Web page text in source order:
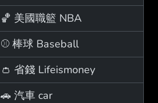
🏀 美國職籃 NBA
⚾ 棒球 Baseball
👛 省錢 Lifeismoney
🚗 汽車 car